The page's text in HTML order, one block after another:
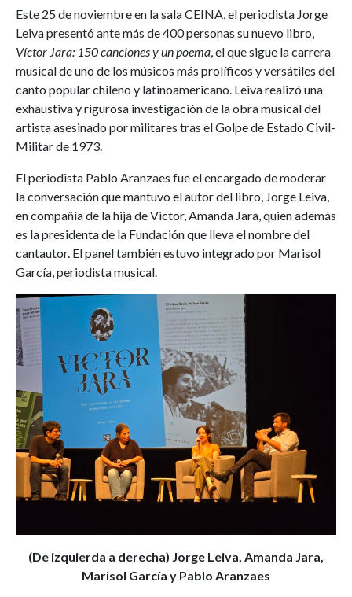
Este 25 de noviembre en la sala CEINA, el periodista Jorge
Leiva presentó ante más de 400 personas su nuevo libro,
Víctor Jara: 150 canciones y un poema, el que sigue la carrera
musical de uno de los músicos más prolíficos y versátiles del
canto popular chileno y latinoamericano. Leiva realizó una
exhaustiva y rigurosa investigación de la obra musical del
artista asesinado por militares tras el Golpe de Estado Civil-
Militar de 1973.
El periodista Pablo Aranzaes fue el encargado de moderar
la conversación que mantuvo el autor del libro, Jorge Leiva,
en compañía de la hija de Victor, Amanda Jara, quien además
es la presidenta de la Fundación que lleva el nombre del
cantautor. El panel también estuvo integrado por Marisol
García, periodista musical.
(De izquierda a derecha) Jorge Leiva, Amanda Jara,
Marisol García y Pablo Aranzaes